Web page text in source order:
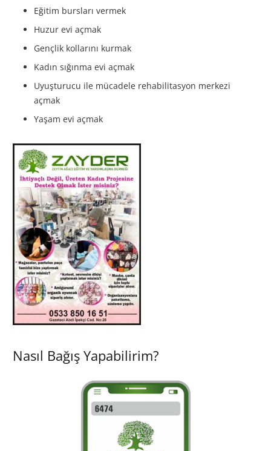
Eğitim bursları vermek
Huzur evi açmak
Gençlik kollarını kurmak
Kadın sığınma evi açmak
Uyuşturucu ile mücadele rehabilitasyon merkezi
açmak
Yaşam evi açmak
Nasıl Bağış Yapabilirim?